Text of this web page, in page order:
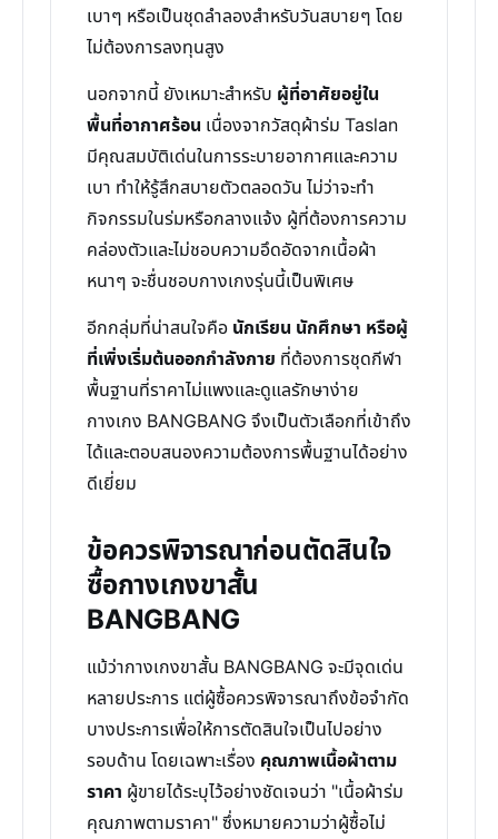
เบาๆ หรือเป็นชุดลำลองสำหรับวันสบายๆ โดย
ไม่ต้องการลงทุนสูง
นอกจากนี้ ยังเหมาะสำหรับ ผู้ที่อาศัยอยู่ใน
พื้นที่อากาศร้อน เนื่องจากวัสดุผ้าร่ม Taslan
มีคุณสมบัติเด่นในการระบายอากาศและความ
เบา ทำให้รู้สึกสบายตัวตลอดวัน ไม่ว่าจะทำ
กิจกรรมในร่มหรือกลางแจ้ง ผู้ที่ต้องการความ
คล่องตัวและไม่ชอบความอึดอัดจากเนื้อผ้า
หนาๆ จะชื่นชอบกางเกงรุ่นนี้เป็นพิเศษ
อีกกลุ่มที่น่าสนใจคือ นักเรียน นักศึกษา หรือผู้
ที่เพิ่งเริ่มต้นออกกำลังกาย ที่ต้องการชุดกีฬา
พื้นฐานที่ราคาไม่แพงและดูแลรักษาง่าย
กางเกง BANGBANG จึงเป็นตัวเลือกที่เข้าถึง
ได้และตอบสนองความต้องการพื้นฐานได้อย่าง
ดีเยี่ยม
ข้อควรพิจารณาก่อนตัดสินใจ
ซื้อกางเกงขาสั้น
BANGBANG
แม้ว่ากางเกงขาสั้น BANGBANG จะมีจุดเด่น
หลายประการ แต่ผู้ซื้อควรพิจารณาถึงข้อจำกัด
บางประการเพื่อให้การตัดสินใจเป็นไปอย่าง
รอบด้าน โดยเฉพาะเรื่อง คุณภาพเนื้อผ้าตาม
ราคา ผู้ขายได้ระบุไว้อย่างชัดเจนว่า "เนื้อผ้าร่ม
คุณภาพตามราคา" ซึ่งหมายความว่าผู้ซื้อไม่